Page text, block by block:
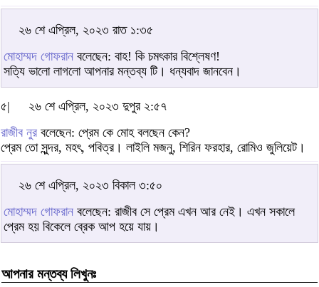
২৬ শে এপ্রিল, ২০২৩ রাত ১:৩৫
মোহাম্মদ গোফরান বলেছেন: বাহ! কি চমৎকার বিশ্লেষণ!
সত্যি ভালো লাগলো আপনার মন্তব্য টি। ধন্যবাদ জানবেন।
৫|
২৬ শে এপ্রিল, ২০২৩ দুপুর ২:৫৭
রাজীব নুর বলেছেন: প্রেম কে মোহ বলছেন কেন?
প্রেম তো সুন্দর, মহৎ, পবিত্র। লাইলি মজনু, শিরিন ফরহার, রোমিও জুলিয়েট।
২৬ শে এপ্রিল, ২০২৩ বিকাল ৩:৫০
মোহাম্মদ গোফরান বলেছেন: রাজীব সে প্রেম এখন আর নেই। এখন সকালে
প্রেম হয় বিকেলে ব্রেক আপ হয়ে যায়।
আপনার মন্তব্য লিখুনঃ